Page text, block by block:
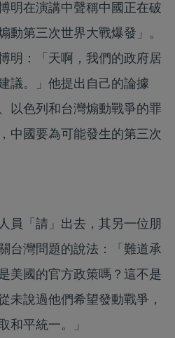
明在演講中聲稱中國正在破
動第三次世界大戰爆發」。
明：「天啊，我們的政府居
議。」他提出自己的論據
以色列和台灣煽動戰爭的罪
中國要為可能發生的第三次
員「請」出去，其另一位朋
台灣問題的說法：「難道承
美國的官方政策嗎？這不是
未說過他們希望發動戰爭，
和平統一。」